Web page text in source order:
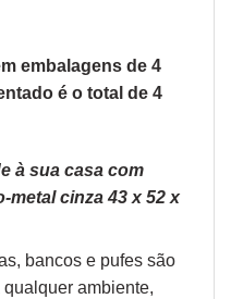
embalagens de 4
é o total de 4
à sua casa com
metal cinza 43 x 52 x
, bancos e pufes são
ambiente,